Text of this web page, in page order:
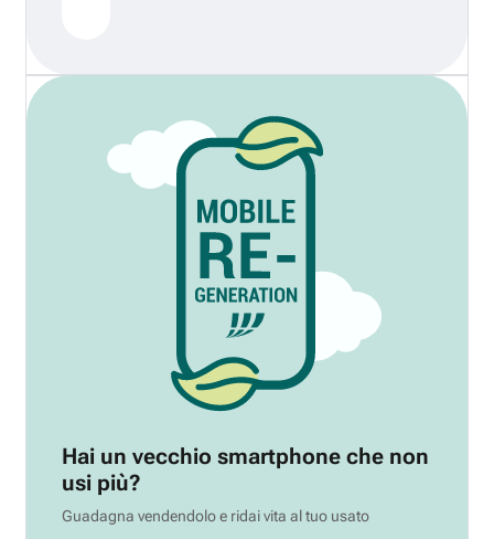
Hai un vecchio smartphone che non
usi più?
Guadagna vendendolo e ridai vita al tuo usato